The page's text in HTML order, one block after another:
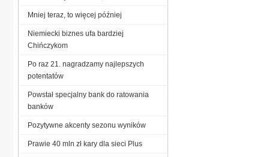
Mniej teraz, to więcej później
Niemiecki biznes ufa bardziej
Chińczykom
Po raz 21. nagradzamy najlepszych
potentatów
Powstał specjalny bank do ratowania
banków
Pozytywne akcenty sezonu wyników
Prawie 40 mln zł kary dla sieci Plus